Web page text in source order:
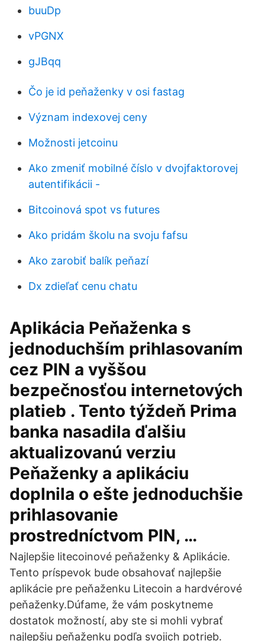
buuDp
vPGNX
gJBqq
Čo je id peňaženky v osi fastag
Význam indexovej ceny
Možnosti jetcoinu
Ako zmeniť mobilné číslo v dvojfaktorovej
autentifikácii -
Bitcoinová spot vs futures
Ako pridám školu na svoju fafsu
Ako zarobiť balík peňazí
Dx zdieľať cenu chatu
Aplikácia Peňaženka s
jednoduchším prihlasovaním
cez PIN a vyššou
bezpečnosťou internetových
platieb . Tento týždeň Prima
banka nasadila ďalšiu
aktualizovanú verziu
Peňaženky a aplikáciu
doplnila o ešte jednoduchšie
prihlasovanie
prostredníctvom PIN, …
Najlepšie litecoinové peňaženky & Aplikácie.
Tento príspevok bude obsahovať najlepšie
aplikácie pre peňaženku Litecoin a hardvérové
peňaženky.Dúfame, že vám poskytneme
dostatok možností, aby ste si mohli vybrať
najlepšiu peňaženku podľa svojich potrieb.